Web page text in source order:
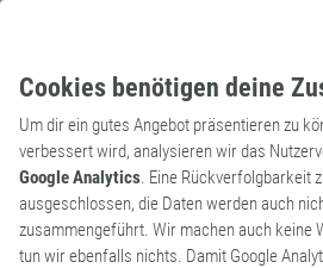
Cookies benötigen deine
Um dir ein gutes Angebot präsentieren zu
verbessert wird, analysieren wir das
Google Analytics. Eine Rückverfolgbarkeit
ausgeschlossen, die Daten werden auch
zusammengeführt. Wir machen auch keine
tun wir ebenfalls nichts. Damit Google
Substantiv
Blassgenie